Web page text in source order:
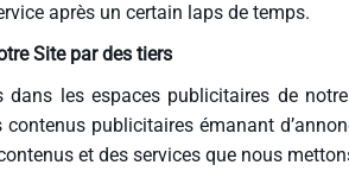
après un certain laps de temps.
Site par des tiers
dans les espaces publicitaires de
publicitaires émanant
et des services que nous